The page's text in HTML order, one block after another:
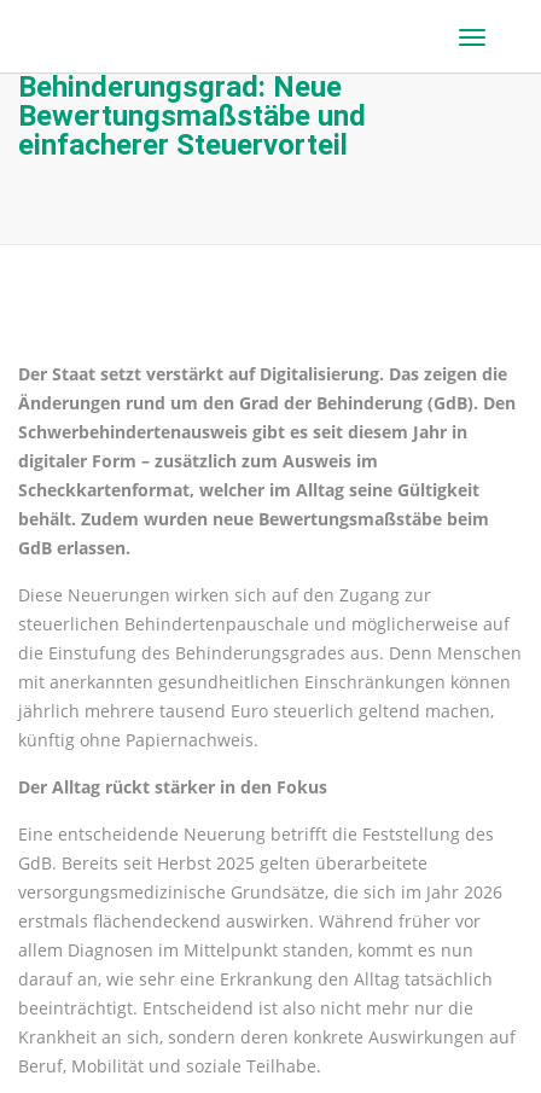
Behinderungsgrad: Neue
Bewertungsmaßstäbe und
einfacherer Steuervorteil
Der Staat setzt verstärkt auf Digitalisierung. Das zeigen die
Änderungen rund um den Grad der Behinderung (GdB). Den
Schwerbehindertenausweis gibt es seit diesem Jahr in
digitaler Form – zusätzlich zum Ausweis im
Scheckkartenformat, welcher im Alltag seine Gültigkeit
behält. Zudem wurden neue Bewertungsmaßstäbe beim
GdB erlassen.
Diese Neuerungen wirken sich auf den Zugang zur
steuerlichen Behindertenpauschale und möglicherweise auf
die Einstufung des Behinderungsgrades aus. Denn Menschen
mit anerkannten gesundheitlichen Einschränkungen können
jährlich mehrere tausend Euro steuerlich geltend machen,
künftig ohne Papiernachweis.
Der Alltag rückt stärker in den Fokus
Eine entscheidende Neuerung betrifft die Feststellung des
GdB. Bereits seit Herbst 2025 gelten überarbeitete
versorgungsmedizinische Grundsätze, die sich im Jahr 2026
erstmals flächendeckend auswirken. Während früher vor
allem Diagnosen im Mittelpunkt standen, kommt es nun
darauf an, wie sehr eine Erkrankung den Alltag tatsächlich
beeinträchtigt. Entscheidend ist also nicht mehr nur die
Krankheit an sich, sondern deren konkrete Auswirkungen auf
Beruf, Mobilität und soziale Teilhabe.